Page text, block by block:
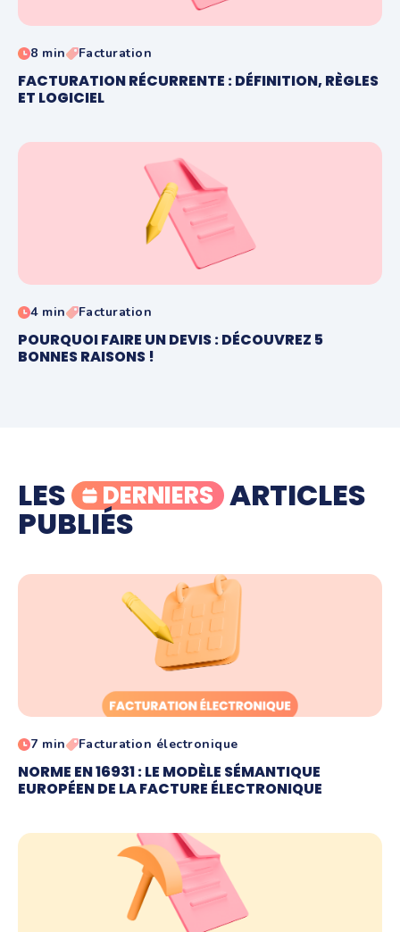
8 min Facturation
FACTURATION RÉCURRENTE : DÉFINITION, RÈGLES
ET LOGICIEL
4 min Facturation
POURQUOI FAIRE UN DEVIS : DÉCOUVREZ 5
BONNES RAISONS !
LES DERNIERS ARTICLES
PUBLIÉS
7 min Facturation électronique
NORME EN 16931 : LE MODÈLE SÉMANTIQUE
EUROPÉEN DE LA FACTURE ÉLECTRONIQUE